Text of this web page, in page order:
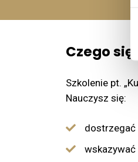
Czego się
Szkolenie pt.
Nauczysz się:
dostrzegać